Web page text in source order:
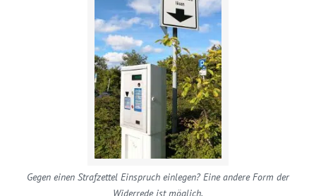
Gegen einen Strafzettel Einspruch einlegen? Eine andere Form der
Widerrede ist möglich.